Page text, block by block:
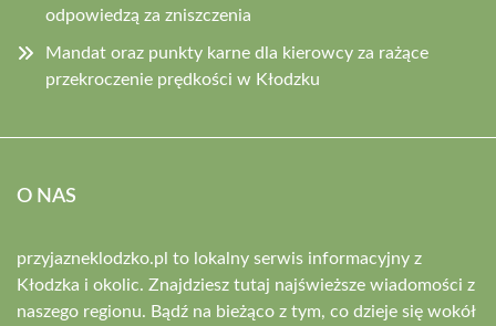
odpowiedzą za zniszczenia
Mandat oraz punkty karne dla kierowcy za rażące
przekroczenie prędkości w Kłodzku
O NAS
przyjazneklodzko.pl to lokalny serwis informacyjny z
Kłodzka i okolic. Znajdziesz tutaj najświeższe wiadomości z
naszego regionu. Bądź na bieżąco z tym, co dzieje się wokół